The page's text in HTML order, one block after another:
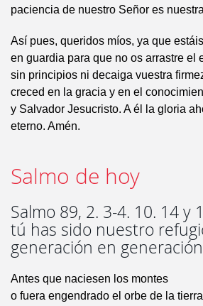
paciencia de nuestro Señor es
Así pues, queridos míos, ya que
en guardia para que no os arrastre el
sin principios ni decaiga vuestra
creced en la gracia y en el
y Salvador Jesucristo. A él la gloria
eterno. Amén.
Salmo de hoy
Salmo 89, 2. 3-4. 10. 14 y
tú has sido nuestro
generación en
Antes que naciesen los montes
o fuera engendrado el orbe de la